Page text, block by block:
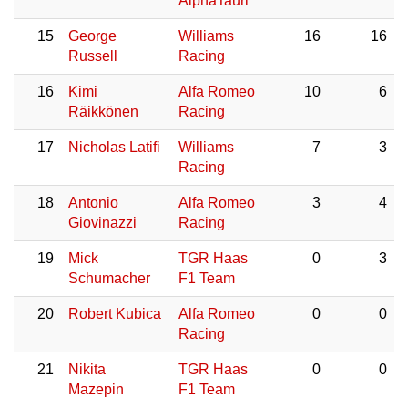
15
George
Russell
Williams
Racing
16 16
16
Kimi
Räikkönen
Alfa Romeo
Racing
10 6
17 Nicholas Latifi
Williams
Racing
7 3
18
Antonio
Giovinazzi
Alfa Romeo
Racing
3 4
19
Mick
Schumacher
TGR Haas
F1 Team
0 3
20 Robert Kubica
Alfa Romeo
Racing
0 0
21
Nikita
Mazepin
TGR Haas
F1 Team
0 0